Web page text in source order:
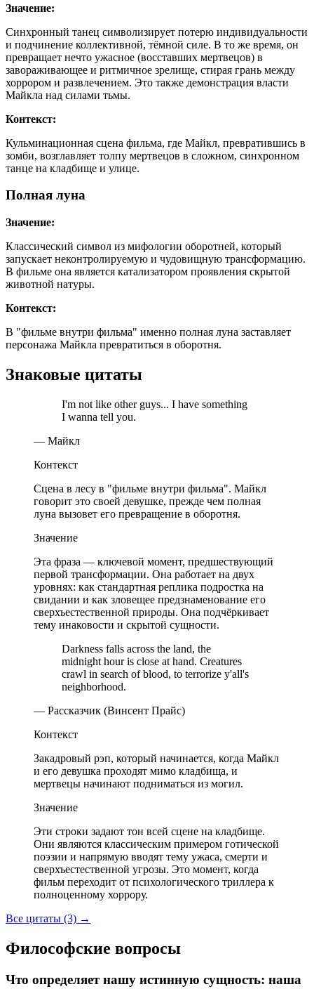
Значение:
Синхронный танец символизирует потерю индивидуальности
и подчинение коллективной, тёмной силе. В то же время, он
превращает нечто ужасное (восставших мертвецов) в
завораживающее и ритмичное зрелище, стирая грань между
хоррором и развлечением. Это также демонстрация власти
Майкла над силами тьмы.
Контекст:
Кульминационная сцена фильма, где Майкл, превратившись в
зомби, возглавляет толпу мертвецов в сложном, синхронном
танце на кладбище и улице.
Полная луна
Значение:
Классический символ из мифологии оборотней, который
запускает неконтролируемую и чудовищную трансформацию.
В фильме она является катализатором проявления скрытой
животной натуры.
Контекст:
В "фильме внутри фильма" именно полная луна заставляет
персонажа Майкла превратиться в оборотня.
Знаковые цитаты
I'm not like other guys... I have something
I wanna tell you.
— Майкл
Контекст
Сцена в лесу в "фильме внутри фильма". Майкл
говорит это своей девушке, прежде чем полная
луна вызовет его превращение в оборотня.
Значение
Эта фраза — ключевой момент, предшествующий
первой трансформации. Она работает на двух
уровнях: как стандартная реплика подростка на
свидании и как зловещее предзнаменование его
сверхъестественной природы. Она подчёркивает
тему инаковости и скрытой сущности.
Darkness falls across the land, the
midnight hour is close at hand. Creatures
crawl in search of blood, to terrorize y'all's
neighborhood.
— Рассказчик (Винсент Прайс)
Контекст
Закадровый рэп, который начинается, когда Майкл
и его девушка проходят мимо кладбища, и
мертвецы начинают подниматься из могил.
Значение
Эти строки задают тон всей сцене на кладбище.
Они являются классическим примером готической
поэзии и напрямую вводят тему ужаса, смерти и
сверхъестественной угрозы. Это момент, когда
фильм переходит от психологического триллера к
полноценному хоррору.
Все цитаты (3) →
Философские вопросы
Что определяет нашу истинную сущность: наша